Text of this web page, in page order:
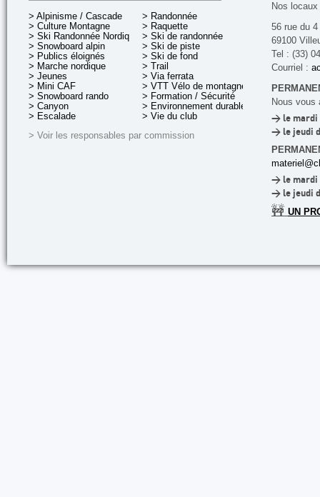
> Alpinisme / Cascade
> Culture Montagne
> Ski Randonnée Nordique
> Snowboard alpin
> Publics éloignés
> Marche nordique
> Jeunes
> Mini CAF
> Snowboard rando
> Canyon
> Escalade
> Randonnée
> Raquette
> Ski de randonnée
> Ski de piste
> Ski de fond
> Trail
> Via ferrata
> VTT Vélo de montagne
> Formation / Sécurité
> Environnement durable
> Vie du club
> Voir les responsables par commission
Nos
56 rue du
69100
Tel : (33)
Courriel :
Nous vous
> le mardi
> le jeudi
> le mardi
> le jeudi
🚧 UN